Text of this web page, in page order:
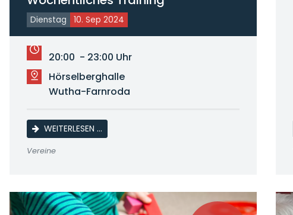
Dienstag 10. Sep 2024
20:00 - 23:00 Uhr
Hörselberghalle
Wutha-Farnroda
WEITERLESEN …WÖCHENTLICHES TRAINING
Vereine